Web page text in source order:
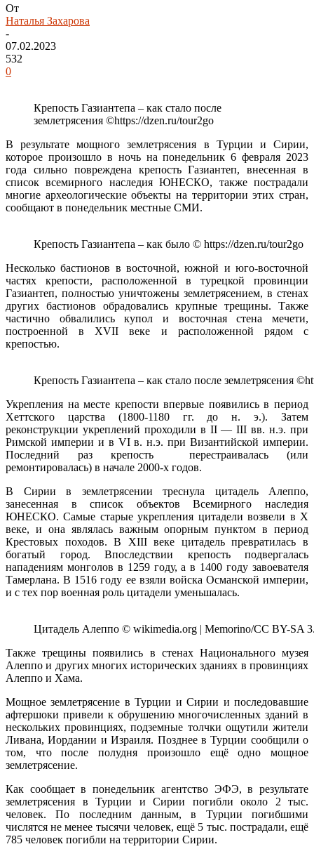
От
Наталья Захарова
-
07.02.2023
532
0
Крепость Газиантепа – как стало после
землетрясения ©https://dzen.ru/tour2go
В результате мощного землетрясения в Турции и Сирии,
которое произошло в ночь на понедельник 6 февраля 2023
года сильно повреждена крепость Газиантеп, внесенная в
список всемирного наследия ЮНЕСКО, также пострадали
многие археологические объекты на территории этих стран,
сообщают в понедельник местные СМИ.
Крепость Газиантепа – как было © https://dzen.ru/tour2go
Несколько бастионов в восточной, южной и юго-восточной
частях крепости, расположенной в турецкой провинции
Газиантеп, полностью уничтожены землетрясением, в стенах
других бастионов обрадовались крупные трещины. Также
частично обвалились купол и восточная стена мечети,
построенной в XVII веке и расположенной рядом с
крепостью.
Крепость Газиантепа – как стало после землетрясения
Укрепления на месте крепости впервые появились в период
Хеттского царства (1800-1180 гг. до н. э.). Затем
реконструкции укреплений проходили в II — III вв. н.э. при
Римской империи и в VI в. н.э. при Византийской империи.
Последний раз крепость перестраивалась (или
ремонтировалась) в начале 2000-х годов.
В Сирии в землетрясении треснула цитадель Алеппо,
занесенная в список объектов Всемирного наследия
ЮНЕСКО. Самые старые укрепления цитадели возвели в X
веке, и она являлась важным опорным пунктом в период
Крестовых походов. В XIII веке цитадель превратилась в
богатый город. Впоследствии крепость подвергалась
нападениям монголов в 1259 году, а в 1400 году завоевателя
Тамерлана. В 1516 году ее взяли войска Османской империи,
и с тех пор военная роль цитадели уменьшалась.
Цитадель Алеппо © wikimedia.org | Memorino/CC BY-SA
Также трещины появились в стенах Национального музея
Алеппо и других многих исторических зданиях в провинциях
Алеппо и Хама.
Мощное землетрясение в Турции и Сирии и последовавшие
афтершоки привели к обрушению многочисленных зданий в
нескольких провинциях, подземные толчки ощутили жители
Ливана, Иордании и Израиля. Позднее в Турции сообщили о
том, что после полудня произошло ещё одно мощное
землетрясение.
Как сообщает в понедельник агентство ЭФЭ, в результате
землетрясения в Турции и Сирии погибли около 2 тыс.
человек. По последним данным, в Турции погибшими
числятся не менее тысячи человек, ещё 5 тыс. пострадали, ещё
785 человек погибли на территории Сирии.